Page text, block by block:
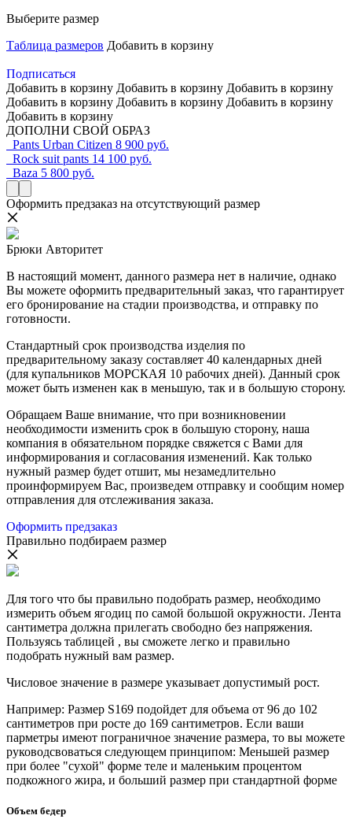
Выберите размер
Таблица размеров Добавить в корзину
Подписаться
Добавить в корзину Добавить в корзину Добавить в корзину
Добавить в корзину Добавить в корзину Добавить в корзину
Добавить в корзину
ДОПОЛНИ СВОЙ ОБРАЗ
Pants Urban Сitizen 8 900 руб.
Rock suit pants 14 100 руб.
Baza 5 800 руб.
Оформить предзаказ на отсутствующий размер
Брюки Авторитет
В настоящий момент, данного размера нет в наличие, однако
Вы можете оформить предварительный заказ, что гарантирует
его бронирование на стадии производства, и отправку по
готовности.
Стандартный срок производства изделия по
предварительному заказу составляет 40 календарных дней
(для купальников МОРСКАЯ 10 рабочих дней). Данный срок
может быть изменен как в меньшую, так и в большую сторону.
Обращаем Ваше внимание, что при возникновении
необходимости изменить срок в большую сторону, наша
компания в обязательном порядке свяжется с Вами для
информирования и согласования изменений. Как только
нужный размер будет отшит, мы незамедлительно
проинформируем Вас, произведем отправку и сообщим номер
отправления для отслеживания заказа.
Оформить предзаказ
Правильно подбираем размер
Для того что бы правильно подобрать размер, необходимо
измерить объем ягодиц по самой большой окружности. Лента
сантиметра должна прилегать свободно без напряжения.
Пользуясь таблицей , вы сможете легко и правильно
подобрать нужный вам размер.
Числовое значение в размере указывает допустимый рост.
Например: Размер S169 подойдет для объема от 96 до 102
сантиметров при росте до 169 сантиметров. Если ваши
парметры имеют пограничное значение размера, то вы можете
руководсвоваться следующем принципом: Меньшей размер
при более "сухой" форме теле и маленьким процентом
подкожного жира, и больший размер при стандартной форме
Объем бедер